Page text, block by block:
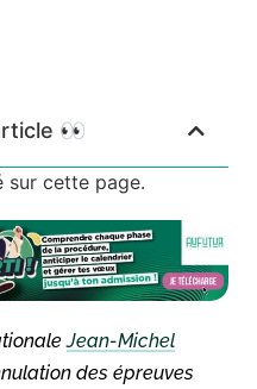
👀
sur cette page.
Jean-Michel
des épreuves